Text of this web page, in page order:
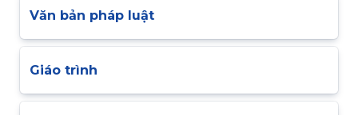
Văn bản pháp luật
Giáo trình